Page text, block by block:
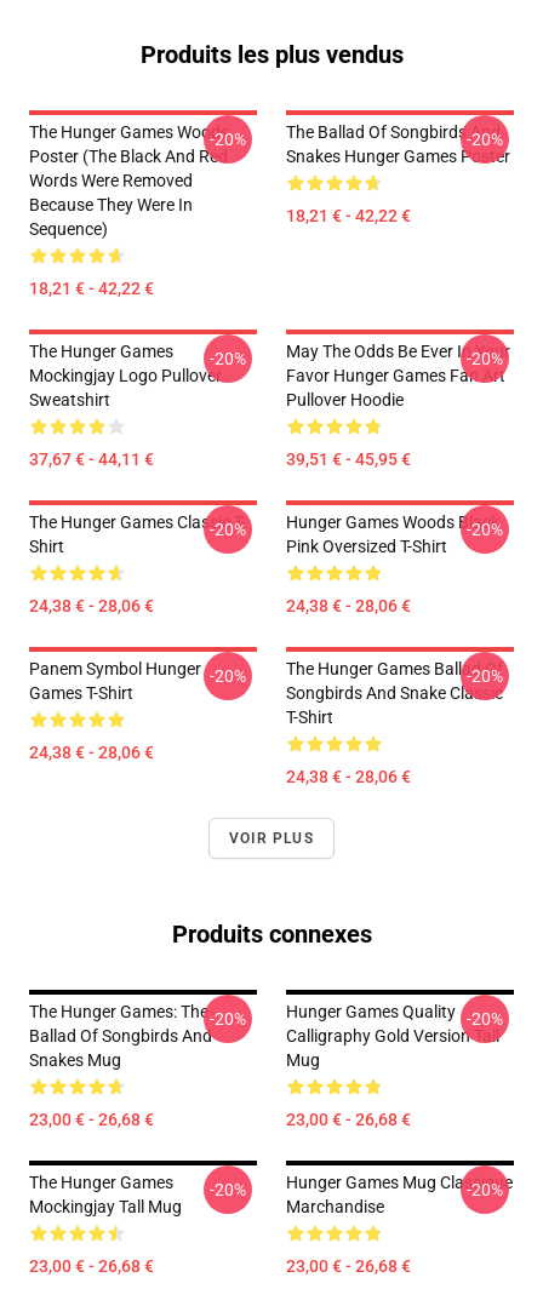
Produits les plus vendus
The Hunger Games Woods
Poster (The Black And Red
Words Were Removed
Because They Were In
Sequence)
18,21 € - 42,22 €
-20%
The Ballad Of Songbirds And
Snakes Hunger Games Poster
18,21 € - 42,22 €
-20%
The Hunger Games
Mockingjay Logo Pullover
Sweatshirt
37,67 € - 44,11 €
-20%
May The Odds Be Ever In Your
Favor Hunger Games Fan Art
Pullover Hoodie
39,51 € - 45,95 €
-20%
The Hunger Games Classic T-
Shirt
24,38 € - 28,06 €
-20%
Hunger Games Woods Black
Pink Oversized T-Shirt
24,38 € - 28,06 €
-20%
Panem Symbol Hunger
Games T-Shirt
24,38 € - 28,06 €
-20%
The Hunger Games Ballad Of
Songbirds And Snake Classic
T-Shirt
24,38 € - 28,06 €
-20%
VOIR PLUS
Produits connexes
The Hunger Games: The
Ballad Of Songbirds And
Snakes Mug
23,00 € - 26,68 €
-20%
Hunger Games Quality
Calligraphy Gold Version Tall
Mug
23,00 € - 26,68 €
-20%
The Hunger Games
Mockingjay Tall Mug
23,00 € - 26,68 €
-20%
Hunger Games Mug Classique
Marchandise
23,00 € - 26,68 €
-20%